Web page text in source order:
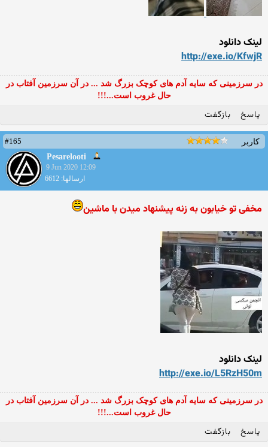
لینک دانلود
http://exe.io/KfwjR
در سرزمینی که سایه آدم های کوچک بزرگ شد ... در آن سرزمین آفتاب در
حال غروب است...!!!
پاسخ بازگفت
کاربر
#165
Pesarelooti
9 Jun 2020 12:09
ارسالها: 6612
مخفی تو خیابون به زنه پیشنهاد میدن با ماشین
لینک دانلود
http://exe.io/L5RzH50m
در سرزمینی که سایه آدم های کوچک بزرگ شد ... در آن سرزمین آفتاب در
حال غروب است...!!!
پاسخ بازگفت